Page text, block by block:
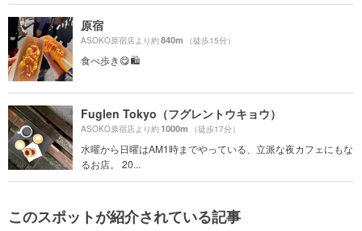
原宿
ASOKO原宿店より約840m （徒歩15分）
食べ歩き😋🛍
Fuglen Tokyo（フグレントウキョウ）
ASOKO原宿店より約1000m （徒歩17分）
水曜から日曜はAM1時までやっている、立派な夜カフェにもな
るお店。 20...
このスポットが紹介されている記事